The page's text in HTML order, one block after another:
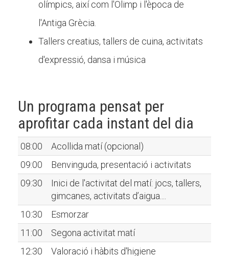
olímpics, així com l'Olimp i l'època de
l'Antiga Grècia.
Tallers creatius, tallers de cuina, activitats
d'expressió, dansa i música
Un programa pensat per
aprofitar cada instant del dia
08:00
Acollida matí (opcional)
09:00
Benvinguda, presentació i activitats
09:30
Inici de l'activitat del matí: jocs, tallers,
gimcanes, activitats d’aigua....
10:30
Esmorzar
11:00
Segona activitat matí
12:30
Valoració i hàbits d'higiene